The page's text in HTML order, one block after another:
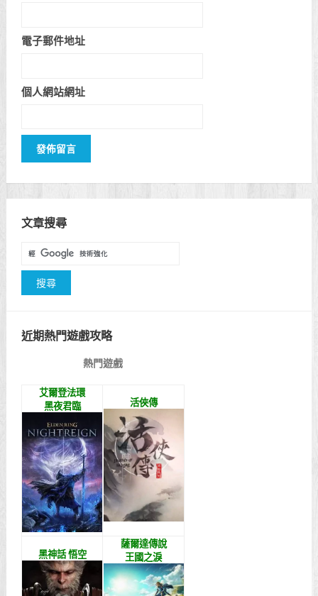
電子郵件地址
個人網站網址
文章搜尋
近期熱門遊戲攻略
熱門遊戲
艾爾登法環
黑夜君臨
活俠傳
黑神話 悟空
薩爾達傳說
王國之淚